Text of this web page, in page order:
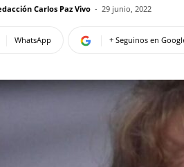
Carlos Paz Vivo - 29 junio, 2022
WhatsApp + Seguinos en